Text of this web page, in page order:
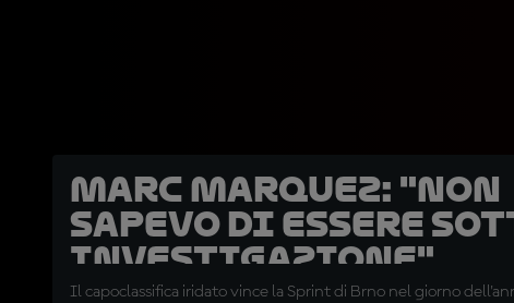
Marc Marquez: "Non
sapevo di essere
investigazione"
Il capoclassifica iridato vince la Sprint di Brno nel giorno